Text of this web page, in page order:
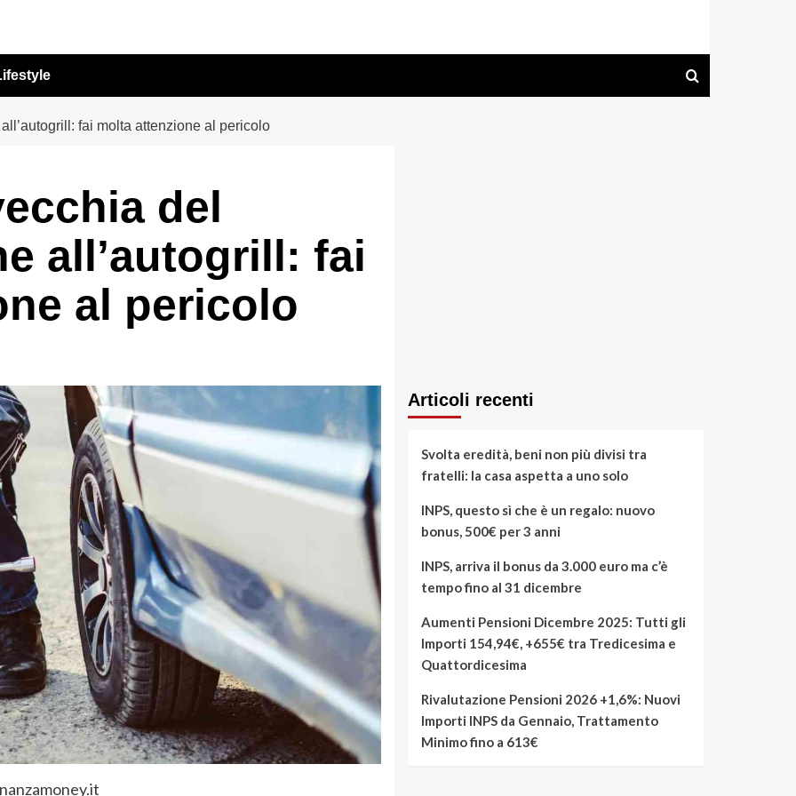
fai molta attenzione al pericolo
del
all’autogrill: fai
al pericolo
Articoli recenti
Svolta eredità, beni non più divisi tra
fratelli: la casa aspetta a uno solo
INPS, questo sì che è un regalo: nuovo
bonus, 500€ per 3 anni
INPS, arriva il bonus da 3.000 euro ma c’è
tempo fino al 31 dicembre
Aumenti Pensioni Dicembre 2025: Tutti gli
Importi 154,94€, +655€ tra Tredicesima e
Quattordicesima
Rivalutazione Pensioni 2026 +1,6%: Nuovi
Importi INPS da Gennaio, Trattamento
Minimo fino a 613€